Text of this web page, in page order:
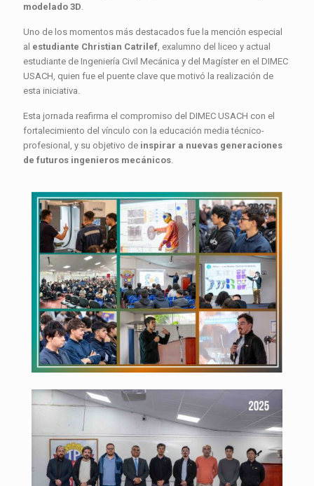
modelado 3D
Uno de los momentos más destacados fue la mención especial
al estudiante Christian Catrilef , exalumno del liceo y actual
estudiante de Ingeniería Civil Mecánica y del Magíster en el DIMEC
USACH, quien fue el puente clave que motivó la realización de
esta iniciativa.
Esta jornada reafirma el compromiso del DIMEC USACH con el
fortalecimiento del vínculo con la educación media técnico-
profesional, y su objetivo de inspirar a nuevas generaciones
de futuros ingenieros mecánicos